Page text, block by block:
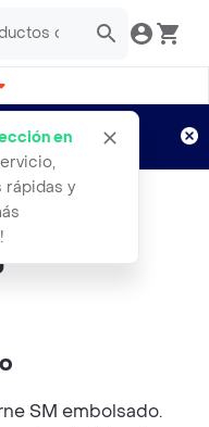
en
rápidas y
Aplican TyC
SM embolsado.